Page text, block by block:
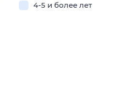
4-5 и более лет